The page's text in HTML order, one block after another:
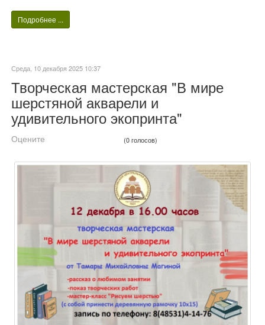
Подробнее ...
Среда, 10 декабря 2025 10:37
Творческая мастерская "В мире
шерстяной акварели и
удивительного экопринта"
Оцените (0 голосов)